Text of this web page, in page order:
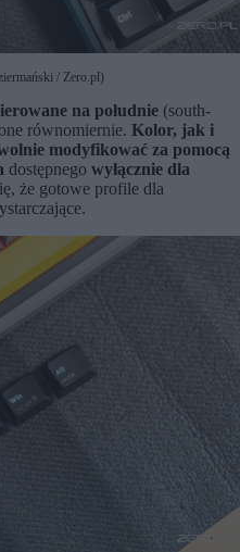
/ Zero.pl)
na południe (south-
równomiernie. Kolor, jak i
modyfikować za pomocą
dostępnego wyłącznie dla
że gotowe profile dla